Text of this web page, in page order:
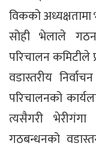
विकको अध्यक्षतामा
सोही भेलाले गठन
परिचालन कमिटीले
वडास्तरीय
परिचालनको
त्यसैगरी
गठबन्धनको